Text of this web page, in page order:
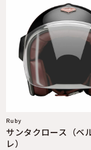
Ruby
サンタクロース（ベ
レ）